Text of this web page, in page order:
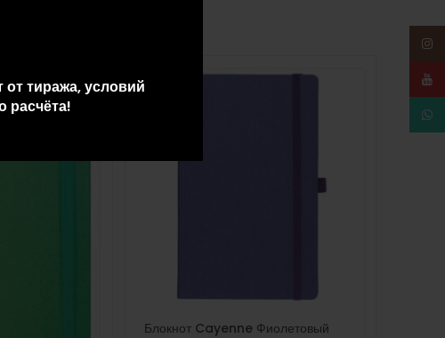
тиража, условий
расчёта!
Блокнот Cayenne Фиолетовый